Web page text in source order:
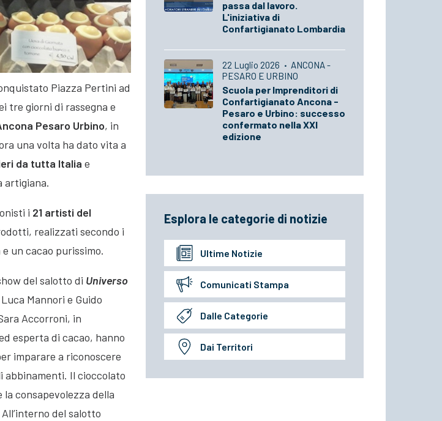
Piazza Pertini ad
tre giorni di rassegna e
Pesaro Urbino, in
una volta ha dato vita a
da tutta Italia e
artigiana.
i 21 artisti del
realizzati secondo i
un cacao purissimo.
del salotto di Universo
Mannori e Guido
Accorroni, in
esperta di cacao, hanno
imparare a riconoscere
abbinamenti. Il cioccolato
consapevolezza della
del salotto
passa dal lavoro.
L'iniziativa di
Confartigianato Lombardia
22 Luglio 2026 · ANCONA -
PESARO E URBINO
Scuola per Imprenditori di
Confartigianato Ancona -
Pesaro e Urbino: successo
confermato nella XXI
edizione
Esplora le categorie di notizie
Ultime Notizie
Comunicati Stampa
Dalle Categorie
Dai Territori